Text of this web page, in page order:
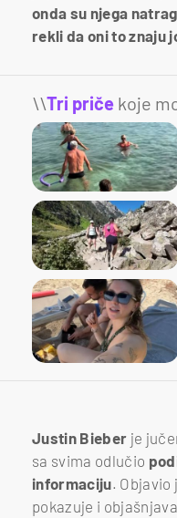
onda su njega
rekli da oni to znaju
\\Tri priče koje
Justin Bieber je
sa svima odlučio
informaciju.
pokazuje i